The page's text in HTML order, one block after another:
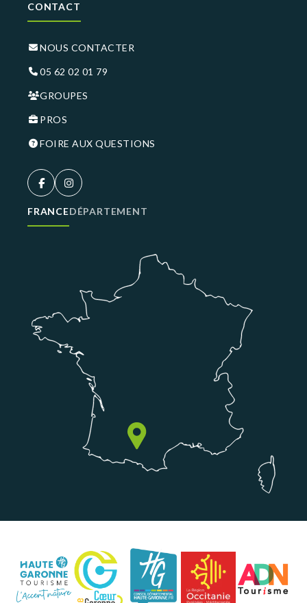
CONTACT
NOUS CONTACTER
05 62 02 01 79
GROUPES
PROS
FOIRE AUX QUESTIONS
FRANCEDÉPARTEMENT